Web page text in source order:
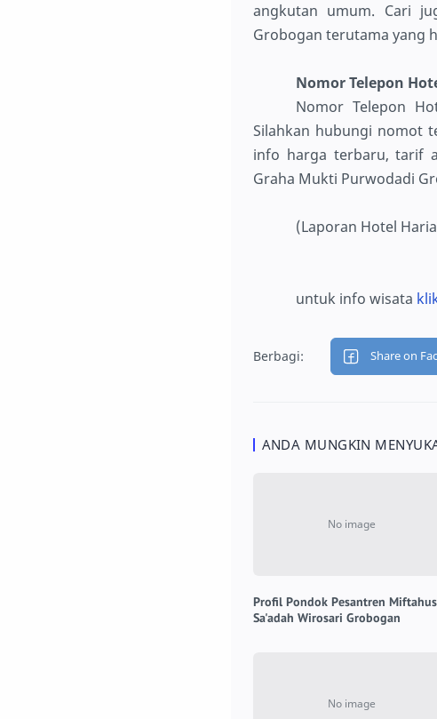
angkutan umum. Cari
Grobogan terutama yang
Nomor Telepon
Nomor Telepon
Silahkan hubungi nomot
info harga terbaru, tarif
Graha Mukti Purwodadi
(Laporan Hotel
untuk info wisata
ANDA MUNGKIN
Profil Pondok Pesantren Miftahus
Sa'adah Wirosari Grobogan